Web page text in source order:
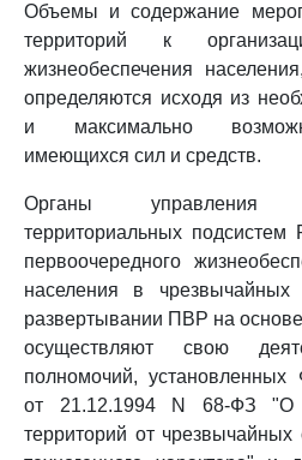
Объемы и содержание
территорий к
жизнеобеспечения
определяются исходя из
и максимально
имеющихся сил и средств.
Органы управления
территориальных
первоочередного
населения в
развертывании ПВР на
осуществляют свою
полномочий,
от 21.12.1994 N 68-ФЗ "О
территорий от чрезвычайных